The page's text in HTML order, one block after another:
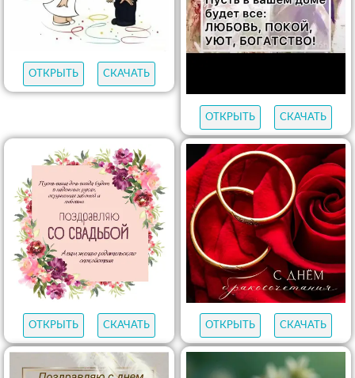
ОТКРЫТЬ СКАЧАТЬ
ОТКРЫТЬ СКАЧАТЬ
ОТКРЫТЬ СКАЧАТЬ ОТКРЫТЬ СКАЧАТЬ